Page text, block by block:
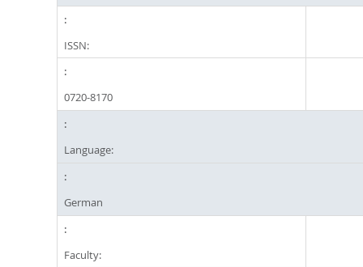
ISSN:
0720-8170
Language:
German
Faculty: